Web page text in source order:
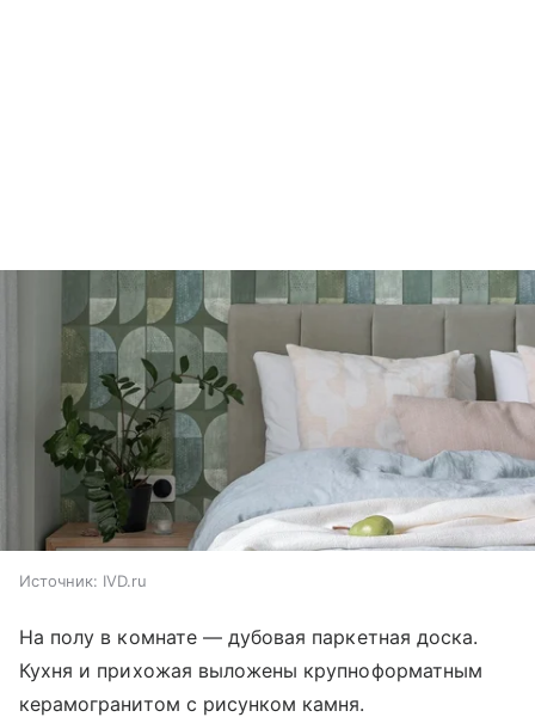
Источник: IVD.ru
На полу в комнате — дубовая паркетная доска.
Кухня и прихожая выложены крупноформатным
керамогранитом с рисунком камня.